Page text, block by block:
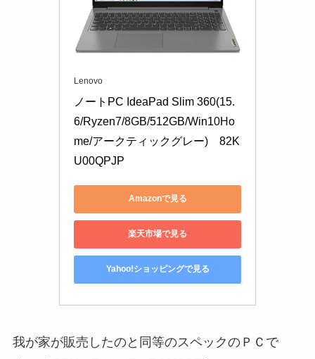
Lenovo
ノートPC IdeaPad Slim 360(15.
6/Ryzen7/8GB/512GB/Win10Ho
me/アークティックグレー)　82K
U00QPJP
Amazonで見る
楽天市場で見る
Yahoo!ショッピングで見る
我が家が販売したのと同等のスペックのＰＣで